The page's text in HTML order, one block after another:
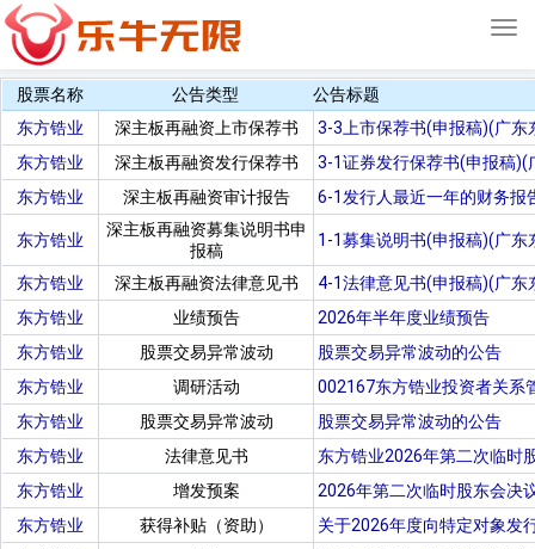
股票名称
公告类型
公告标题
东方锆业
深主板再融资上市保荐书
3-3上市保荐书(申报稿)(广东
东方锆业
深主板再融资发行保荐书
3-1证券发行保荐书(申报稿)(
东方锆业
深主板再融资审计报告 6-1发行人最近一年的财务报
东方锆业
深主板再融资募集说明书申
报稿
1-1募集说明书(申报稿)(广
东方锆业 深主板再融资法律意见书
4-1法律意见书(申报稿)(广
东方锆业
业绩预告
2026年半年度业绩预告
东方锆业
股票交易异常波动
股票交易异常波动的公告
东方锆业
调研活动
002167东方锆业投资者关系
东方锆业
股票交易异常波动
股票交易异常波动的公告
东方锆业
法律意见书
东方锆业2026年第二次临时
东方锆业
增发预案
2026年第二次临时股东会决
东方锆业
获得补贴（资助）
关于2026年度向特定对象发